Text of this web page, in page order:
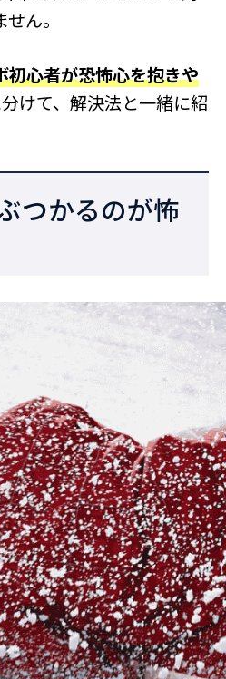
ん。
初心者が恐怖心を抱きや
けて、解決法と一緒に紹
つかるのが怖